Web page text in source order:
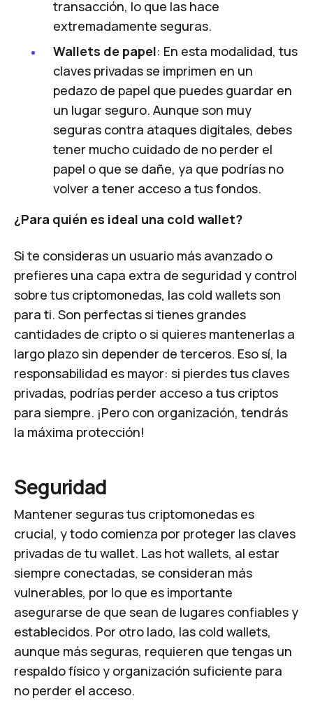
transacción, lo que las hace
extremadamente seguras.
Wallets de papel: En esta modalidad, tus
claves privadas se imprimen en un
pedazo de papel que puedes guardar en
un lugar seguro. Aunque son muy
seguras contra ataques digitales, debes
tener mucho cuidado de no perder el
papel o que se dañe, ya que podrías no
volver a tener acceso a tus fondos.
¿Para quién es ideal una cold wallet?
Si te consideras un usuario más avanzado o
prefieres una capa extra de seguridad y control
sobre tus criptomonedas, las cold wallets son
para ti. Son perfectas si tienes grandes
cantidades de cripto o si quieres mantenerlas a
largo plazo sin depender de terceros. Eso sí, la
responsabilidad es mayor: si pierdes tus claves
privadas, podrías perder acceso a tus criptos
para siempre. ¡Pero con organización, tendrás
la máxima protección!
Seguridad
Mantener seguras tus criptomonedas es
crucial, y todo comienza por proteger las claves
privadas de tu wallet. Las hot wallets, al estar
siempre conectadas, se consideran más
vulnerables, por lo que es importante
asegurarse de que sean de lugares confiables y
establecidos. Por otro lado, las cold wallets,
aunque más seguras, requieren que tengas un
respaldo físico y organización suficiente para
no perder el acceso.